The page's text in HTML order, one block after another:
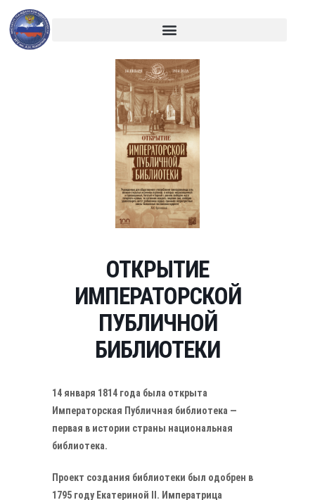
ОТКРЫТИЕ
ИМПЕРАТОРСКОЙ
ПУБЛИЧНОЙ
БИБЛИОТЕКИ
14 января 1814 года была открыта
Императорская Публичная библиотека —
первая в истории страны национальная
библиотека.
Проект создания библиотеки был одобрен в
1795 году Екатериной II. Императрица